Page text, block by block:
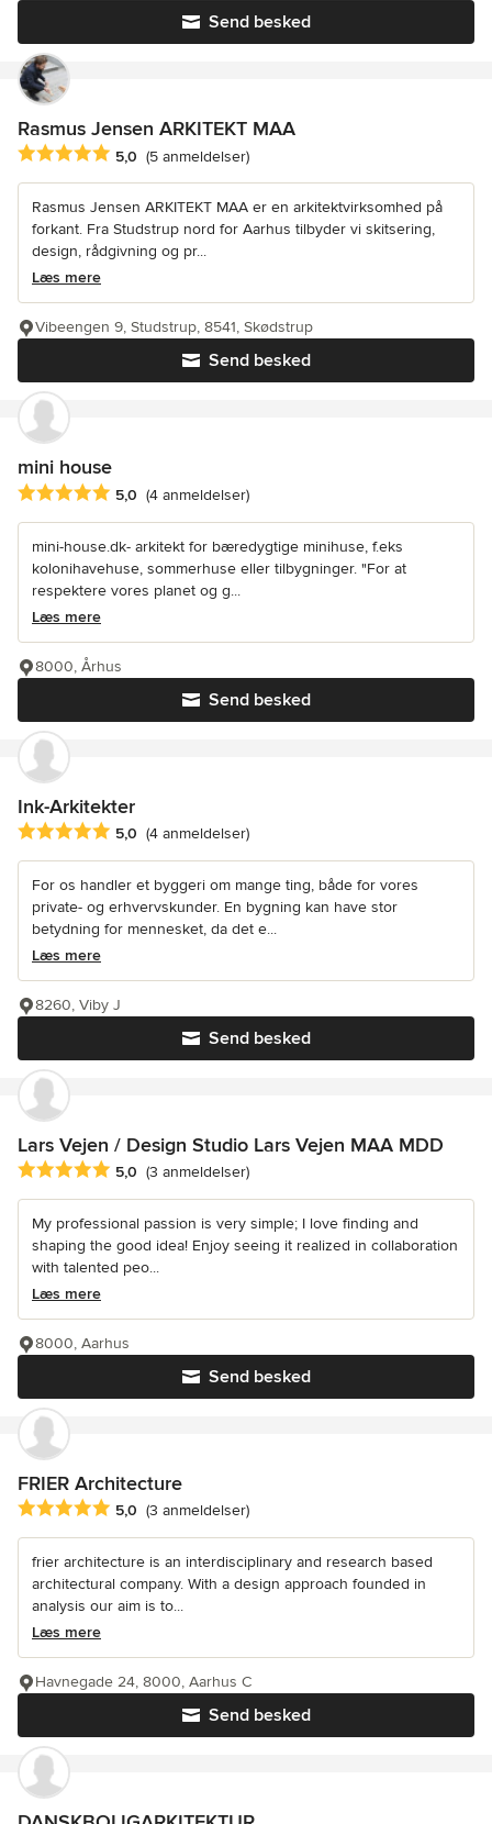
Send besked
Rasmus Jensen ARKITEKT MAA
Gennemsnitlig bedømmelse: 5 ud af 5 stjerner
5,0 (5 anmeldelser)
Rasmus Jensen ARKITEKT MAA er en arkitektvirksomhed på
forkant. Fra Studstrup nord for Aarhus tilbyder vi skitsering,
design, rådgivning og pr...
Læs mere
Send besked
Vibeengen 9, Studstrup, 8541, Skødstrup
mini house
Gennemsnitlig bedømmelse: 5 ud af 5 stjerner
5,0 (4 anmeldelser)
mini-house.dk- arkitekt for bæredygtige minihuse, f.eks
kolonihavehuse, sommerhuse eller tilbygninger. "For at
respektere vores planet og g...
Læs mere
Send besked
8000, Århus
Ink-Arkitekter
Gennemsnitlig bedømmelse: 5 ud af 5 stjerner
5,0 (4 anmeldelser)
For os handler et byggeri om mange ting, både for vores
private- og erhvervskunder. En bygning kan have stor
betydning for mennesket, da det e...
Læs mere
Send besked
8260, Viby J
Lars Vejen / Design Studio Lars Vejen MAA MDD
Gennemsnitlig bedømmelse: 5 ud af 5 stjerner
5,0 (3 anmeldelser)
My professional passion is very simple; I love finding and
shaping the good idea! Enjoy seeing it realized in collaboration
with talented peo...
Læs mere
Send besked
8000, Aarhus
FRIER Architecture
Gennemsnitlig bedømmelse: 5 ud af 5 stjerner
5,0 (3 anmeldelser)
frier architecture is an interdisciplinary and research based
architectural company. With a design approach founded in
analysis our aim is to...
Læs mere
Send besked
Havnegade 24, 8000, Aarhus C